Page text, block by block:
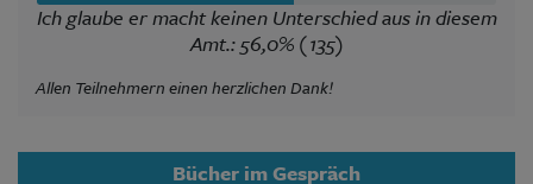
Ich glaube er macht keinen Unterschied aus in diesem
Amt.: 56,0% (135)
Allen Teilnehmern einen herzlichen Dank!
Bücher im Gespräch